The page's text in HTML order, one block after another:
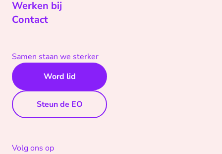
Werken bij
Contact
Samen staan we sterker
Word lid
Steun de EO
Volg ons op